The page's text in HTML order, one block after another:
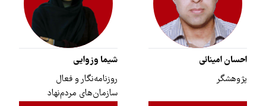
احسان امینائی
پژوهشگر
شیما وزوایی
روزنامه‌نگار و فعال
سازمان‌های مردم‌نهاد